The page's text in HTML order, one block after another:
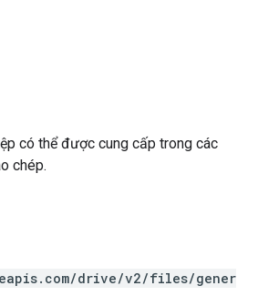
có thể được cung cấp trong các
chép.
drive/v2/files/gener